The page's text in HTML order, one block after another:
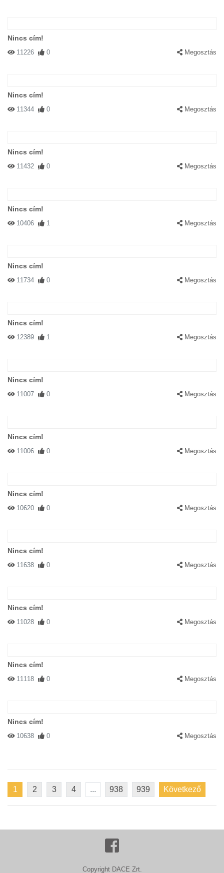
Nincs cím!
11226 0 Megosztás
Nincs cím!
11344 0 Megosztás
Nincs cím!
11432 0 Megosztás
Nincs cím!
10406 1 Megosztás
Nincs cím!
11734 0 Megosztás
Nincs cím!
12389 1 Megosztás
Nincs cím!
11007 0 Megosztás
Nincs cím!
11006 0 Megosztás
Nincs cím!
10620 0 Megosztás
Nincs cím!
11638 0 Megosztás
Nincs cím!
11028 0 Megosztás
Nincs cím!
11118 0 Megosztás
Nincs cím!
10638 0 Megosztás
1 2 3 4 ... 938 939 Következő
Copyright DACE Zrt.